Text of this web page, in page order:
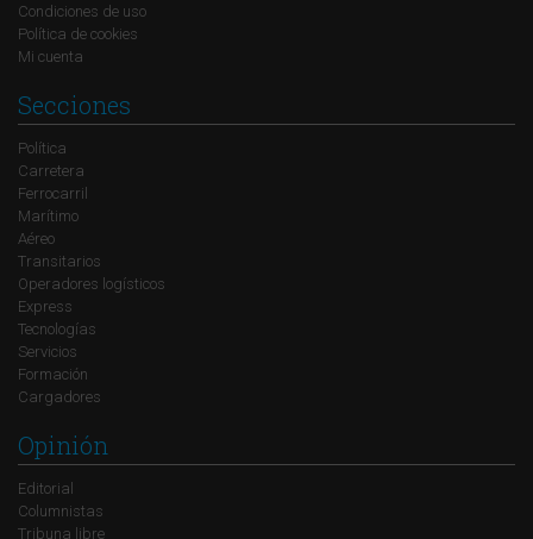
Condiciones de uso
Política de cookies
Mi cuenta
Secciones
Política
Carretera
Ferrocarril
Marítimo
Aéreo
Transitarios
Operadores logísticos
Express
Tecnologías
Servicios
Formación
Cargadores
Opinión
Editorial
Columnistas
Tribuna libre